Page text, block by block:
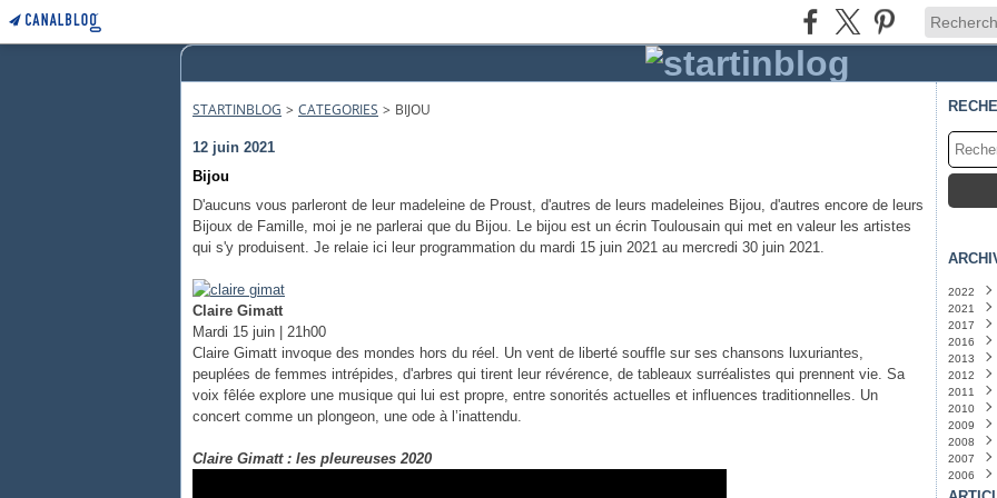
STARTINBLOG > CATEGORIES > BIJOU
12 juin 2021
Bijou
D'aucuns vous parleront de leur madeleine de Proust, d'autres de leurs madeleines Bijou, d'autres encore de leurs
Bijoux de Famille, moi je ne parlerai que du Bijou. Le bijou est un écrin Toulousain qui met en valeur les artistes
qui s'y produisent. Je relaie ici leur programmation du mardi 15 juin 2021 au mercredi 30 juin 2021.
Claire Gimatt
Mardi 15 juin | 21h00
Claire Gimatt invoque des mondes hors du réel. Un vent de liberté souffle sur ses chansons luxuriantes,
peuplées de femmes intrépides, d'arbres qui tirent leur révérence, de tableaux surréalistes qui prennent vie. Sa
voix fêlée explore une musique qui lui est propre, entre sonorités actuelles et influences traditionnelles. Un
concert comme un plongeon, une ode à l’inattendu.
Claire Gimatt : les pleureuses 2020
2022
Juin
Mars
2021
Juillet
Juin
2017
Mars
2016
2013
Juin
2012
Juillet
2011
Juillet
Juin
2010
2009
Juillet
2008
2007
2006